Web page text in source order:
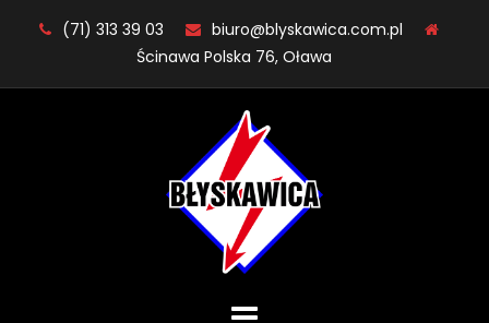
(71) 313 39 03
biuro@blyskawica.com.pl
Ścinawa Polska 76, Oława